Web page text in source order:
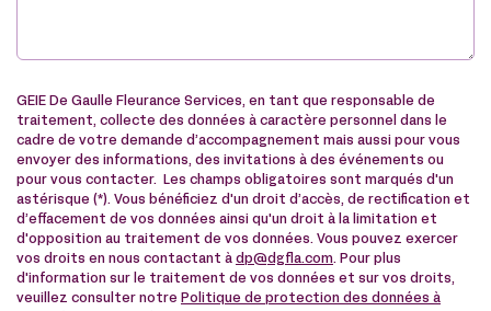
GEIE De Gaulle Fleurance Services, en tant que responsable de
traitement, collecte des données à caractère personnel dans le
cadre de votre demande d’accompagnement mais aussi pour vous
envoyer des informations, des invitations à des événements ou
pour vous contacter. Les champs obligatoires sont marqués d'un
astérisque (*). Vous bénéficiez d'un droit d’accès, de rectification et
d’effacement de vos données ainsi qu'un droit à la limitation et
d'opposition au traitement de vos données. Vous pouvez exercer
vos droits en nous contactant à dp@dgfla.com. Pour plus
d'information sur le traitement de vos données et sur vos droits,
veuillez consulter notre Politique de protection des données à